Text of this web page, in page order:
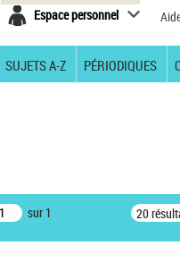
Espace personnel
SUJETS A-Z PÉRIODIQUES
sur 1 20